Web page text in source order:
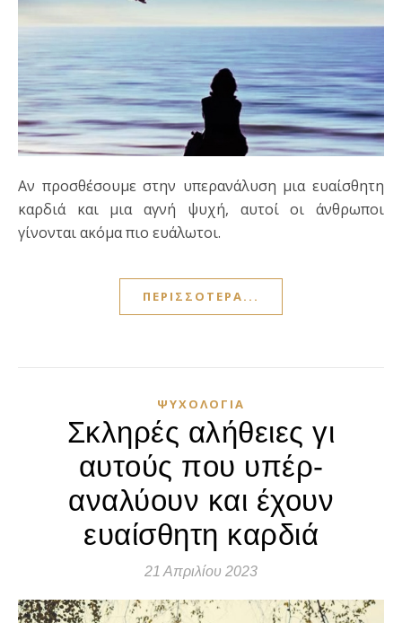
Αν προσθέσουμε στην υπερανάλυση μια ευαίσθητη
καρδιά και μια αγνή ψυχή, αυτοί οι άνθρωποι
γίνονται ακόμα πιο ευάλωτοι.
ΠΕΡΙΣΣΌΤΕΡΑ...
ΨΥΧΟΛΟΓΊΑ
Σκληρές αλήθειες γι
αυτούς που υπέρ-
αναλύουν και έχουν
ευαίσθητη καρδιά
21 Απριλίου 2023